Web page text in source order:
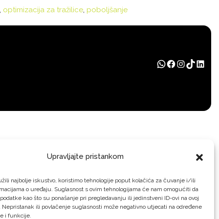
Upravljajte pristankom
najbolje iskustvo, koristimo tehnologije poput kolačića za čuvanje i/ili
o uređaju. Suglasnost s ovim tehnologijama će nam omogućiti da
kao što su ponašanje pri pregledavanju ili jedinstveni ID-ovi na ovoj
Nepristanak ili povlačenje suglasnosti može negativno utjecati na određene
i funkcije.
optimizacija za tražilice poboljšanje
WHATSAPP